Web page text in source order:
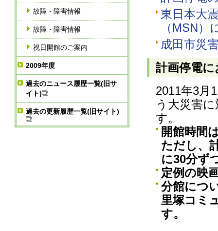
故障・障害情報
故障・障害情報
祝日開館のご案内
2009年度
過去のニュース履歴一覧(旧サ
イト)
過去の更新履歴一覧(旧サイト)
東日本大
（MSN
成田市災
計画停電
2011年3月
う大災害
す。
開館時間
ただし、
に30分ず
定例の映
分館につ
里塚コミ
す。